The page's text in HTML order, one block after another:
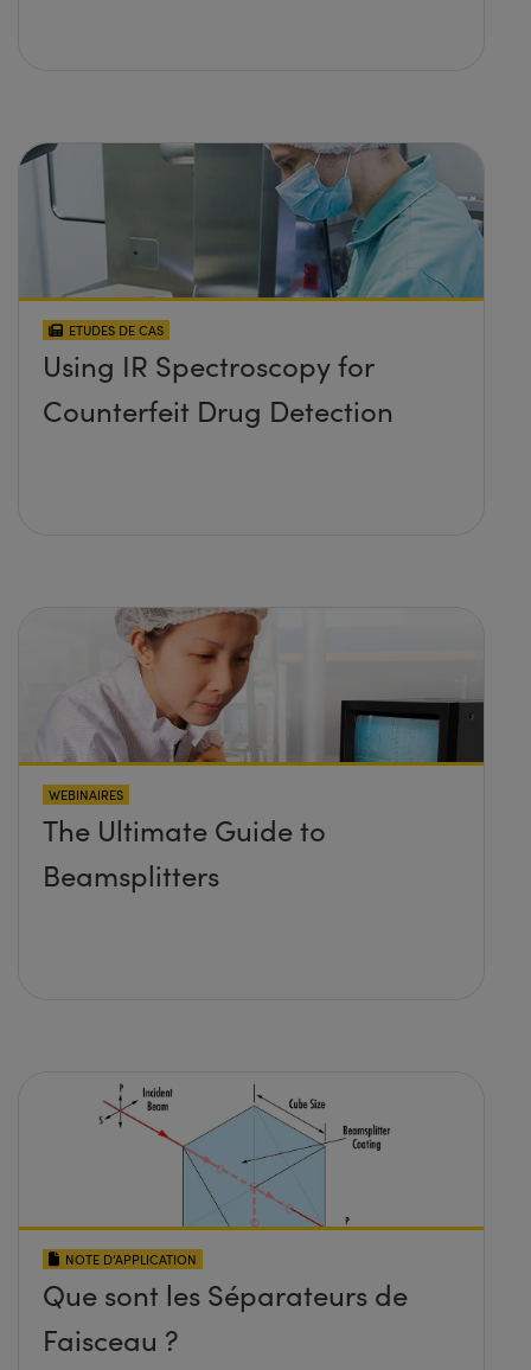
ETUDES DE CAS
Using IR Spectroscopy for
Counterfeit Drug Detection
WEBINAIRES
The Ultimate Guide to
Beamsplitters
NOTE D’APPLICATION
Que sont les Séparateurs de
Faisceau ?